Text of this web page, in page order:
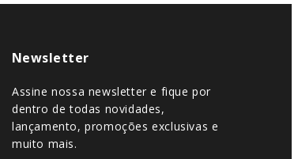
Newsletter
Assine nossa newsletter e fique por
dentro de todas novidades,
lançamento, promoções exclusivas e
muito mais.